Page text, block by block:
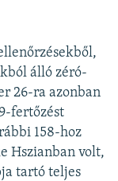
álló zéró-
26-ra azonban
fertőzést
158-hoz
Hszianban volt,
tartó teljes